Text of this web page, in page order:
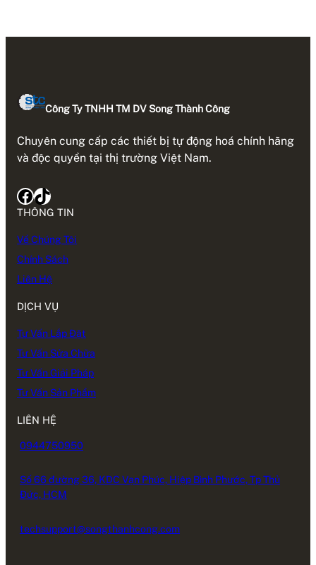
Công Ty TNHH TM DV Song Thành Công
Chuyên cung cấp các thiết bị tự động hoá chính hãng
và độc quyền tại thị trường Việt Nam.
Facebook TikTok
THÔNG TIN
Về Chúng Tôi
Chính Sách
Liên Hệ
DỊCH VỤ
Tư Vấn Lắp Đặt
Tư Vấn Sửa Chữa
Tư Vấn Giải Pháp
Tư Vấn Sản Phẩm
LIÊN HỆ
0944750950
Số 66 đường 36, KDC Vạn Phúc, Hiệp Bình Phước, Tp Thủ
Đức, HCM
techsupport@songthanhcong.com